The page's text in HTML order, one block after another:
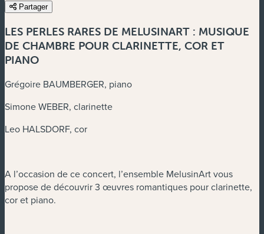
Partager
LES PERLES RARES DE MELUSINART : MUSIQUE
DE CHAMBRE POUR CLARINETTE, COR ET
PIANO
Grégoire BAUMBERGER, piano
Simone WEBER, clarinette
Leo HALSDORF, cor
A l’occasion de ce concert, l’ensemble MelusinArt vous
propose de découvrir 3 œuvres romantiques pour clarinette,
cor et piano.